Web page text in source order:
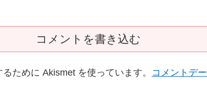
コメントを書き込む
ために Akismet を使っています。 コメントデ